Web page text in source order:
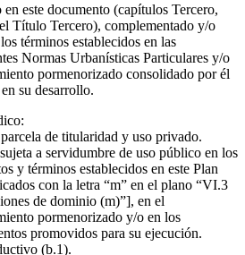
en este documento (capítulos Tercero,
Título Tercero), complementado y/o
términos establecidos en las
Normas Urbanísticas Particulares y/o
pormenorizado consolidado por él
su desarrollo.
de titularidad y uso privado.
a servidumbre de uso público en los
y términos establecidos en este Plan
con la letra “m” en el plano “VI.3
de dominio (m)”], en el
pormenorizado y/o en los
promovidos para su ejecución.
(b.1).